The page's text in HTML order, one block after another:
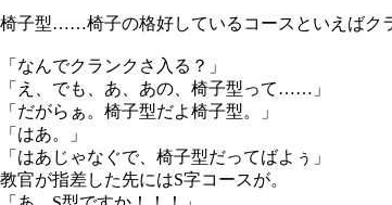
椅子型……椅子の格好しているコースといえばク
「なんでクランクさ入る？」
「え、でも、あ、あの、椅子型って……」
「だがらぁ。椅子型だよ椅子型。」
「はあ。」
「はあじゃなぐで、椅子型だってばよぅ」
教官が指差した先にはS字コースが。